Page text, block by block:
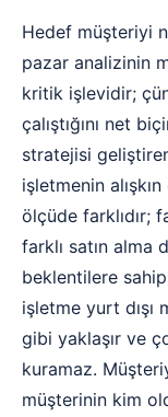
Hedef müşteriyi
pazar analizinin
kritik işlevidir;
çalıştığını net
stratejisi
işletmenin
ölçüde farklıdır;
farklı satın alma
beklentilere sahip
işletme yurt dışı
gibi yaklaşır ve
kuramaz.
müşterinin kim